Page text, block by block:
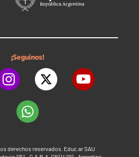
¡Seguinos!
derechos reservados. Educ.ar SAU